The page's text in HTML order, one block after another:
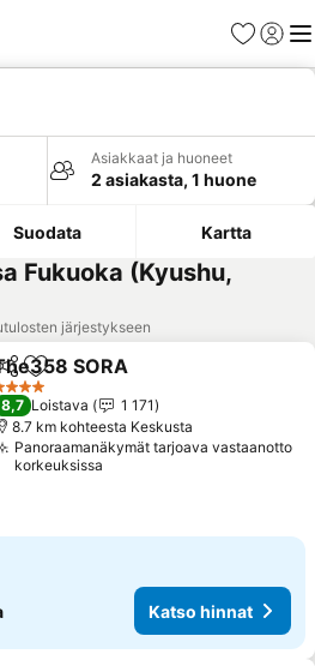
Suosikit
Asiakkaat ja huoneet
2 asiakasta, 1 huone
Suodata Kartta
Fukuoka (Kyushu,
järjestykseen
Lisää suosikkeihin
SORA
Tähtiluokitus
8,7 Loistava
1 171
8.7 km kohteesta Keskusta
Panoraamanäkymät tarjoava vastaanotto
korkeuksissa
Katso hinnat